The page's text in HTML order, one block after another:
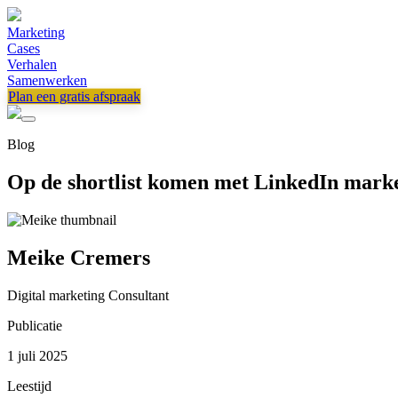
Marketing
Cases
Verhalen
Samenwerken
Plan een gratis afspraak
Blog
Op de shortlist komen met LinkedIn
Meike Cremers
Digital marketing Consultant
Publicatie
1 juli 2025
Leestijd